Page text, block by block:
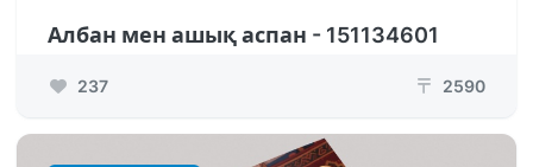
Албан мен ашық аспан - 151134601
237 ₸ 2590